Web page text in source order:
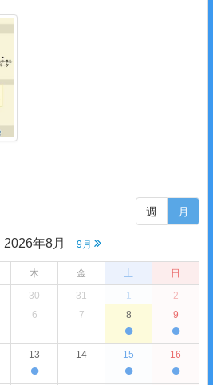
2026年8月 9月
週 月
木 金 土
日
30 31 1
2
6 7 8
●
9
●
13
●
14 15
●
16
●